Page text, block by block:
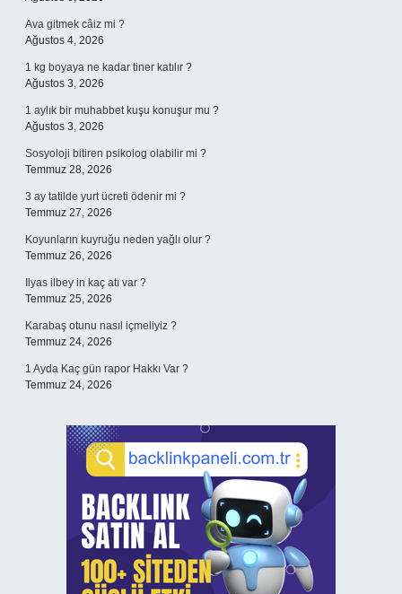
Ava gitmek câiz mi ?
Ağustos 4, 2026
1 kg boyaya ne kadar tiner katılır ?
Ağustos 3, 2026
1 aylık bir muhabbet kuşu konuşur mu ?
Ağustos 3, 2026
Sosyoloji bitiren psikolog olabilir mi ?
Temmuz 28, 2026
3 ay tatilde yurt ücreti ödenir mi ?
Temmuz 27, 2026
Koyunların kuyruğu neden yağlı olur ?
Temmuz 26, 2026
Ilyas ilbey in kaç atı var ?
Temmuz 25, 2026
Karabaş otunu nasıl içmeliyiz ?
Temmuz 24, 2026
1 Ayda Kaç gün rapor Hakkı Var ?
Temmuz 24, 2026